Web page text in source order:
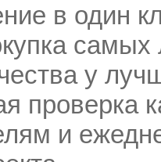
в один
у
проверка
и